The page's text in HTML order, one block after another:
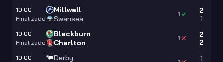
10:00
Finalizado
Millwall
Swansea
2
1
1
10:00
Finalizado
Blackburn
Charlton
2
2
1
10:00
Derby
1